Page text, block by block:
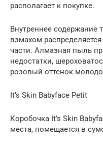
располагает к покупке.
Внутреннее содержание
взмахом
части. Алмазная пыль
недостатки,
розовый оттенок
It’s Skin Babyface Petit
Коробочка It’s Skin
места, помещается в